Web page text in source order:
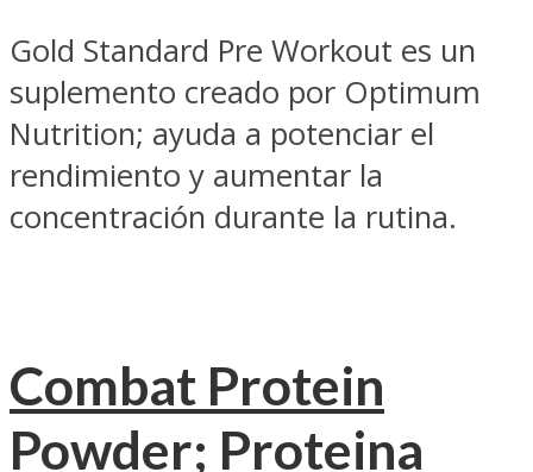
Gold Standard Pre Workout es un
suplemento creado por Optimum
Nutrition; ayuda a potenciar el
rendimiento y aumentar la
concentración durante la rutina.
Combat Protein
Powder; Proteina